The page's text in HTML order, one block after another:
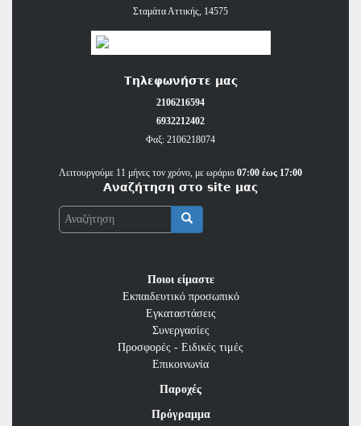
Σταμάτα Αττικής, 14575
Τηλεφωνήστε μας
2106216594
6932212402
Φαξ: 2106218074
Λειτουργούμε 11 μήνες τον χρόνο, με ωράριο 07:00 έως 17:00
Αναζήτηση στο site μας
Ποιοι είμαστε
Εκπαιδευτικό προσωπικό
Εγκαταστάσεις
Συνεργασίες
Προσφορές - Ειδικές τιμές
Επικοινωνία
Παροχές
Πρόγραμμα